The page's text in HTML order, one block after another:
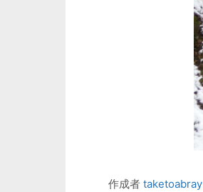
作成者 taketoabray